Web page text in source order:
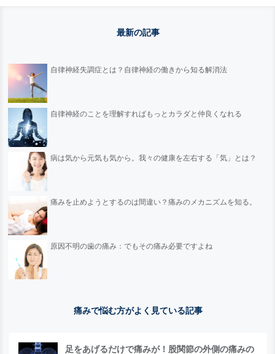
最新の記事
自律神経失調症とは？自律神経の働きから知る解消法
自律神経のことを理解すればもっとカラダと仲良くなれる
病は気から元気も気から。我々の健康を左右する「気」とは？
痛みを止めようとするのは間違い？痛みのメカニズムを知る。
原因不明の歯の痛み：でもその痛み必要ですよね
痛みで悩む方がよく見ている記事
足をあげるだけで痛みが！股関節の外側の痛みの